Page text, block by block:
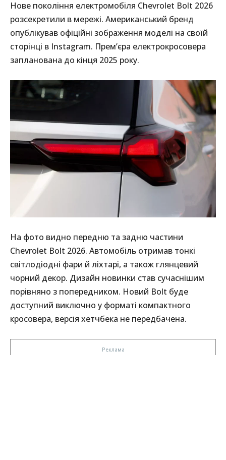
Нове покоління електромобіля Chevrolet Bolt 2026
розсекретили в мережі. Американський бренд
опублікував офіційні зображення моделі на своїй
сторінці в Instagram. Прем’єра електрокросовера
запланована до кінця 2025 року.
На фото видно передню та задню частини
Chevrolet Bolt 2026. Автомобіль отримав тонкі
світлодіодні фари й ліхтарі, а також глянцевий
чорний декор. Дизайн новинки став сучаснішим
порівняно з попередником. Новий Bolt буде
доступний виключно у форматі компактного
кросовера, версія хетчбека не передбачена.